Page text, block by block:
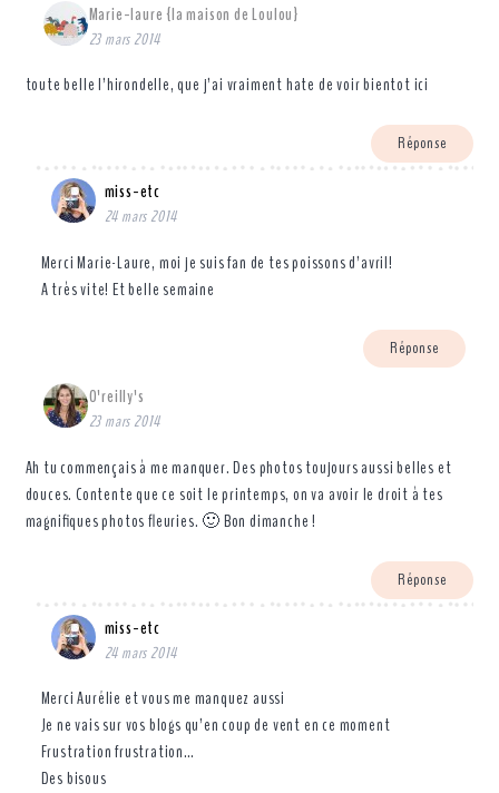
Marie-laure {la maison de Loulou}
23 mars 2014
toute belle l’hirondelle, que j’ai vraiment hate de voir bientot ici
Réponse
miss-etc
24 mars 2014
Merci Marie-Laure, moi je suis fan de tes poissons d’avril!
A très vite! Et belle semaine
Réponse
O'reilly's
23 mars 2014
Ah tu commençais à me manquer. Des photos toujours aussi belles et
douces. Contente que ce soit le printemps, on va avoir le droit à tes
magnifiques photos fleuries. 🙂 Bon dimanche !
Réponse
miss-etc
24 mars 2014
Merci Aurélie et vous me manquez aussi
Je ne vais sur vos blogs qu’en coup de vent en ce moment
Frustration frustration…
Des bisous